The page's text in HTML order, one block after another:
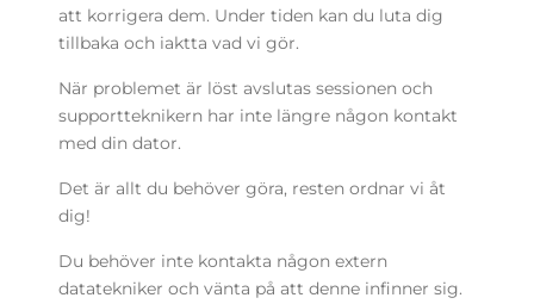
att korrigera dem. Under tiden kan du luta dig
tillbaka och iaktta vad vi gör.
När problemet är löst avslutas sessionen och
supportteknikern har inte längre någon kontakt
med din dator.
Det är allt du behöver göra, resten ordnar vi åt
dig!
Du behöver inte kontakta någon extern
datatekniker och vänta på att denne infinner sig.